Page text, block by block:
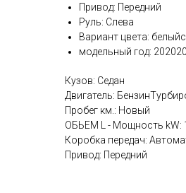
Привод: Передний
Руль: Слева
Вариант цвета:
модельный год:
Кузов: Седан
Двигатель:
Пробег км.: Новый
ОБЬЕМ L - Мощность kW:
Коробка передач:
Привод: Передний